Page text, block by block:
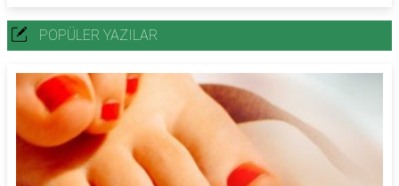
POPÜLER YAZILAR